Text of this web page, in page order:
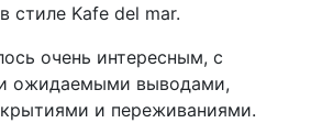
стиле Kafe del mar.
очень интересным, с
ожидаемыми выводами,
и переживаниями.